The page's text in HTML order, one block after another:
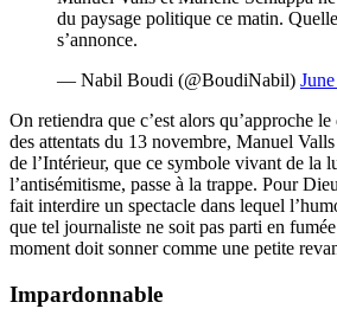
du paysage politique ce matin.
s’annonce.
— Nabil Boudi (@BoudiNabil)
On retiendra que c’est alors qu’approche
des attentats du 13 novembre, Manuel
de l’Intérieur, que ce symbole vivant de la
l’antisémitisme, passe à la trappe. Pour
fait interdire un spectacle dans lequel
que tel journaliste ne soit pas parti en
moment doit sonner comme une petite
Impardonnable